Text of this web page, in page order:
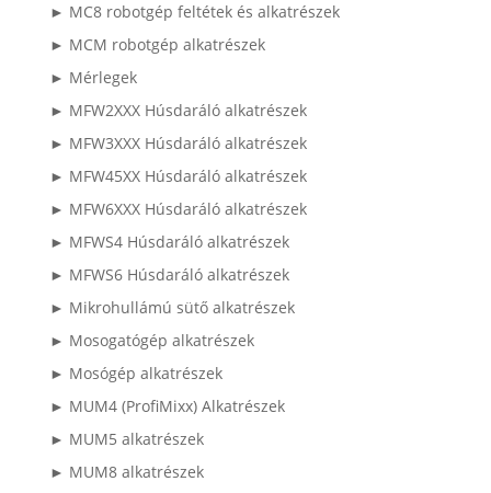
► MC8 robotgép feltétek és alkatrészek
► MCM robotgép alkatrészek
► Mérlegek
► MFW2XXX Húsdaráló alkatrészek
► MFW3XXX Húsdaráló alkatrészek
► MFW45XX Húsdaráló alkatrészek
► MFW6XXX Húsdaráló alkatrészek
► MFWS4 Húsdaráló alkatrészek
► MFWS6 Húsdaráló alkatrészek
► Mikrohullámú sütő alkatrészek
► Mosogatógép alkatrészek
► Mosógép alkatrészek
► MUM4 (ProfiMixx) Alkatrészek
► MUM5 alkatrészek
► MUM8 alkatrészek